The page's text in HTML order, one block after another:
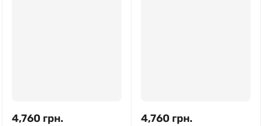
4,760 грн. 4,760 грн.